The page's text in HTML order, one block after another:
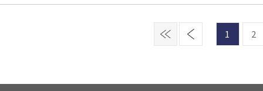
1 2